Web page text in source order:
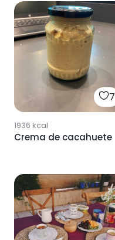
7
1936 kcal
Crema de cacahuete